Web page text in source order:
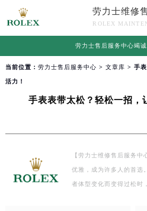
劳力士维修
ROLEX
劳力士售后服务中心竭诚
当前位置： 劳力士售后服务中心 > 文章库 > 手
活力！
手表表带太松？轻松一招，
【劳力士维修售后服务
优雅，成为许多人的首选
者体型变化而变得过松时